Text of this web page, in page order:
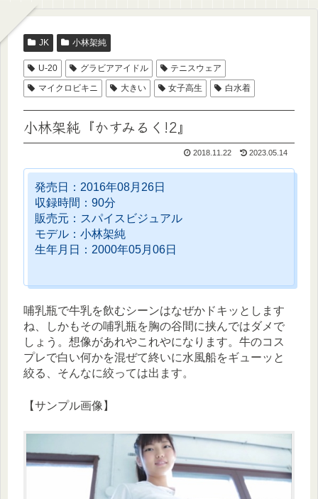
JK 小林架純
U-20 グラビアアイドル
テニスウェア
マイクロビキニ
大きい 女子高生 白水着
小林架純『かすみるく!2』
2018.11.22 2023.05.14
発売日：2016年08月26日
収録時間：90分
販売元：スパイスビジュアル
モデル：小林架純
生年月日：2000年05月06日
哺乳瓶で牛乳を飲むシーンはなぜかドキッとします
ね、しかもその哺乳瓶を胸の谷間に挟んではダメで
しょう。想像があれやこれやになります。牛のコス
プレで白い何かを混ぜて終いに水風船をギューッと
絞る、そんなに絞っては出ます。
【サンプル画像】